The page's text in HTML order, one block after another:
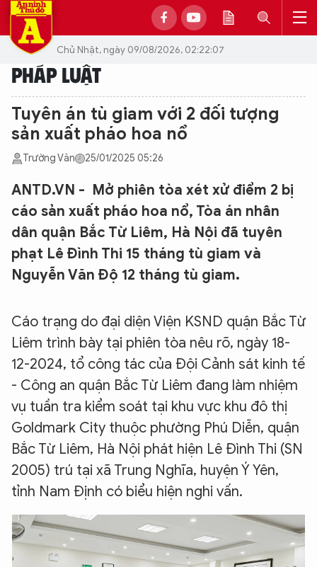
Chủ Nhật, ngày 09/08/2026, 02:22:07
PHÁP LUẬT
Tuyên án tù giam với 2 đối tượng
sản xuất pháo hoa nổ
Trường Văn 25/01/2025 05:26
ANTD.VN - Mở phiên tòa xét xử điểm 2 bị
cáo sản xuất pháo hoa nổ, Tòa án nhân
dân quận Bắc Từ Liêm, Hà Nội đã tuyên
phạt Lê Đình Thi 15 tháng tù giam và
Nguyễn Văn Độ 12 tháng tù giam.
Cáo trạng do đại diện Viện KSND quận Bắc Từ
Liêm trình bày tại phiên tòa nêu rõ, ngày 18-
12-2024, tổ công tác của Đội Cảnh sát kinh tế
- Công an quận Bắc Từ Liêm đang làm nhiệm
vụ tuần tra kiểm soát tại khu vực khu đô thị
Goldmark City thuộc phường Phú Diễn, quận
Bắc Từ Liêm, Hà Nội phát hiện Lê Đình Thi (SN
2005) trú tại xã Trung Nghĩa, huyện Ý Yên,
tỉnh Nam Định có biểu hiện nghi vấn.